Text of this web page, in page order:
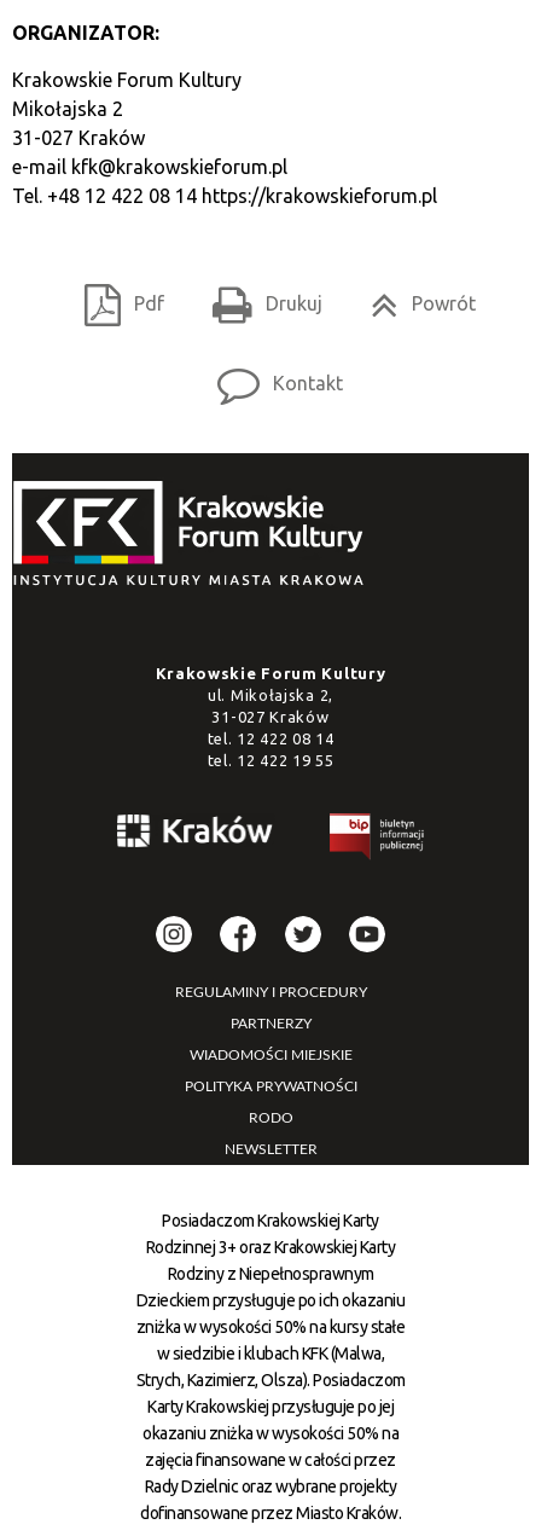
ORGANIZATOR:
Krakowskie Forum Kultury
Mikołajska 2
31-027 Kraków
e-mail kfk@krakowskieforum.pl
Tel. +48 12 422 08 14 https://krakowskieforum.pl
Pdf Drukuj Powrót
Kontakt
Krakowskie Forum Kultury
ul. Mikołajska 2,
31-027 Kraków
tel. 12 422 08 14
tel. 12 422 19 55
REGULAMINY I PROCEDURY
PARTNERZY
WIADOMOŚCI MIEJSKIE
POLITYKA PRYWATNOŚCI
RODO
NEWSLETTER
Posiadaczom Krakowskiej Karty
Rodzinnej 3+ oraz Krakowskiej Karty
Rodziny z Niepełnosprawnym
Dzieckiem przysługuje po ich okazaniu
zniżka w wysokości 50% na kursy stałe
w siedzibie i klubach KFK (Malwa,
Strych, Kazimierz, Olsza). Posiadaczom
Karty Krakowskiej przysługuje po jej
okazaniu zniżka w wysokości 50% na
zajęcia finansowane w całości przez
Rady Dzielnic oraz wybrane projekty
dofinansowane przez Miasto Kraków.